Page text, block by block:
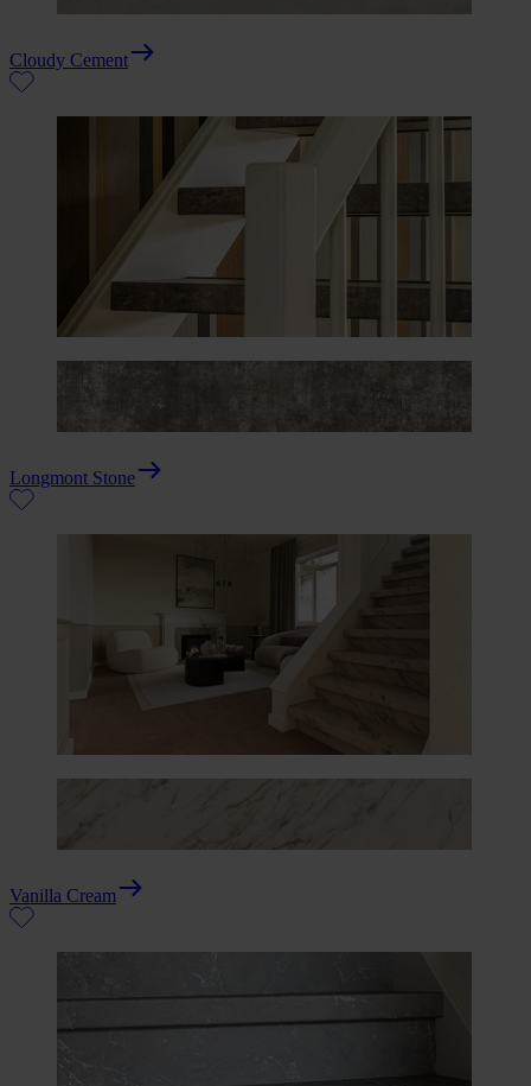
Cloudy Cement
Longmont Stone
Vanilla Cream